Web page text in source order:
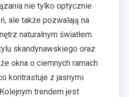
nie tylko optycznie
ale także pozwalają na
naturalnym światłem.
skandynawskiego oraz
okna o ciemnych ramach
kontrastuje z jasnymi
trendem jest